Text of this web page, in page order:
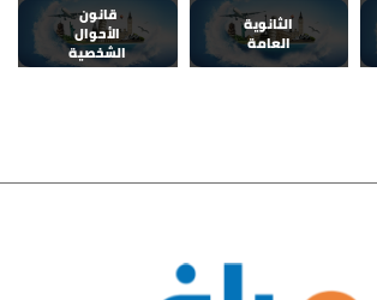
الثانوية
العامة
قانون
الأحوال
الشخصية